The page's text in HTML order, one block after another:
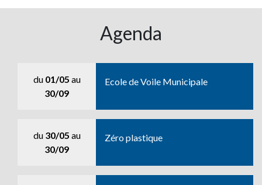
Agenda
du 01/05 au
30/09
Ecole de Voile Municipale
du 30/05 au
30/09
Zéro plastique